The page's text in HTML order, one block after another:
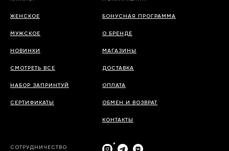
ЖЕНСКОЕ
МУЖСКОЕ
НОВИНКИ
СМОТРЕТЬ ВСЕ
НАБОР ЗАПРИНТУЙ
СЕРТИФИКАТЫ
БОНУСНАЯ ПРОГРАММА
О БРЕНДЕ
МАГАЗИНЫ
ДОСТАВКА
ОПЛАТА
ОБМЕН И ВОЗВРАТ
КОНТАКТЫ
СОТРУДНИЧЕСТВО *